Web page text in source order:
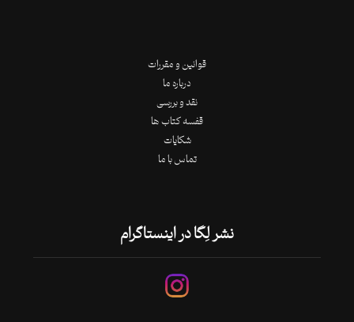
قوانین و مقررات
درباره ما
نقد و بررسی
قفسه کتاب ها
شکایات
تماس با ما
نشر لِگا در اینستاگرام